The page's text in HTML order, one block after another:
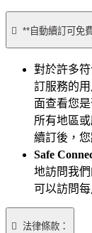
 **自動續訂可免
對於許多
訂服務的
面查看您
所有地區
續訂後，
Safe
地訪問我
可以訪問每
 法律條款：